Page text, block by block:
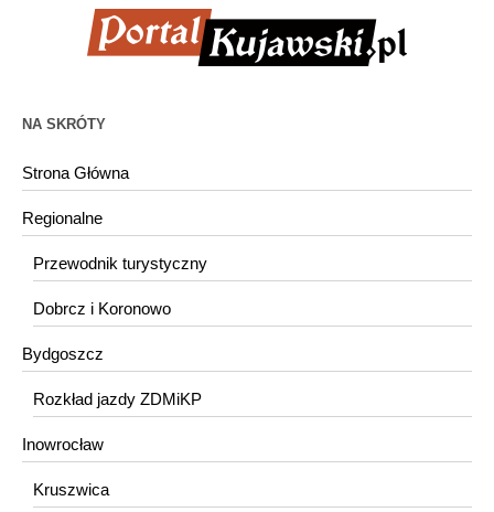
NA SKRÓTY
Strona Główna
Regionalne
Przewodnik turystyczny
Dobrcz i Koronowo
Bydgoszcz
Rozkład jazdy ZDMiKP
Inowrocław
Kruszwica